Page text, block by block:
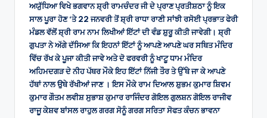
ਅਯੁੱਧਿਆ ਵਿਖੇ ਭਗਵਾਨ ਸ਼੍ਰੀ ਰਾਮਚੰਦਰ ਜੀ ਦੇ ਪ੍ਰਾਣ ਪ੍ਰਤੀਸ਼ਠਾ ਨੂੰ ਇਕ
ਸਾਲ ਪੂਰਾ ਹੋਣ ‘ਤੇ 22 ਜਨਵਰੀ ਤੋਂ ਸ਼੍ਰੀ ਰਾਧਾ ਰਾਣੀ ਸਾਂਝੀ ਰਸੋਈ ਪ੍ਰਭਾਤ ਫੇਰੀ
ਮੰਡਲ ਵੱਲੋਂ ਸ਼੍ਰੀ ਰਾਮ ਨਾਮ ਲਿਖੀਆਂ ਇੱਟਾਂ ਦੀ ਵੰਡ ਸ਼ੁਰੂ ਕੀਤੀ ਜਾਵੇਗੀ। ਸ਼੍ਰੀ
ਗੁਪਤਾ ਨੇ ਅੱਗੇ ਦੱਸਿਆ ਕਿ ਇਹਨਾਂ ਇੱਟਾਂ ਨੂੰ ਆਪਣੇ ਆਪਣੇ ਘਰ ਸਥਿਤ ਮੰਦਿਰ
ਵਿੱਚ ਰੱਖ ਕੇ ਪੂਜਾ ਕੀਤੀ ਜਾਵੇ ਅਤੇ ਦੋ ਫਰਵਰੀ ਨੂੰ ਖਾਟੂ ਧਾਮ ਮੰਦਿਰ
ਅਹਿਮਦਗੜ ਦੇ ਨੀਹ ਪੱਥਰ ਮੌਕੇ ਇਹ ਇੱਟਾਂ ਨਿੱਜੀ ਤੌਰ ਤੇ ਉੱਥੇ ਜਾ ਕੇ ਆਪਣੇ
ਹੱਥਾਂ ਨਾਲ ਉਥੇ ਰੱਖੀਆਂ ਜਾਣ । ਇਸ ਮੌਕੇ ਰਾਮ ਦਿਆਲ ਸ਼ੁਭਮ ਕੁਮਾਰ ਸ਼ਿਵਮ
ਕੁਮਾਰ ਗੌਤਮ ਲਵੀਸ਼ ਸੁਭਾਸ਼ ਕੁਮਾਰ ਰਾਜਿੰਦਰ ਗੋਇਲ ਗੁਲਸ਼ਨ ਗੋਇਲ ਰਾਜੀਵ
ਰਾਜੂ ਕੇਸ਼ਵ ਬਾਂਸਲ ਰਾਹੁਲ ਗਰਗ ਸੋਨੂੰ ਗਰਗ ਸਰਿਤਾ ਸੋਫਤ ਕੰਚਨ ਭਾਵਨਾ